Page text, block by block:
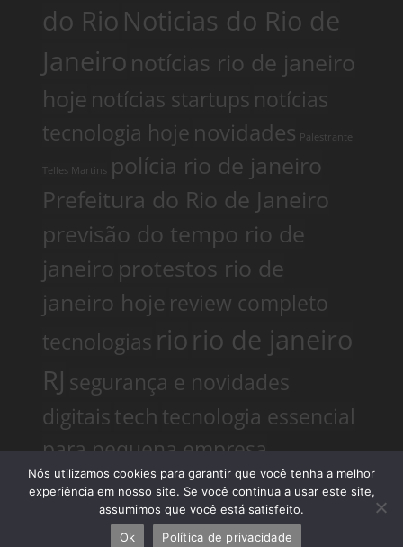
do Rio Noticias do Rio de
Janeiro notícias rio de janeiro
hoje notícias startups notícias
tecnologia hoje novidades Palestrante
Telles Martins polícia rio de janeiro
Prefeitura do Rio de Janeiro
previsão do tempo rio de
janeiro protestos rio de
janeiro hoje review completo
tecnologias rio rio de janeiro
RJ segurança e novidades
digitaistech tecnologia essencial
para pequena empresa
tecnologias Telles Martins tendências
big data e analyticstiroteio no
Nós utilizamos cookies para garantir que você tenha a melhor
experiência em nosso site. Se você continua a usar este site,
assumimos que você está satisfeito.
Ok
Política de privacidade